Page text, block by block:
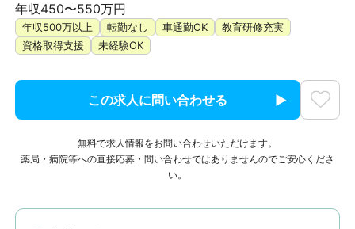
年収450〜550万円
年収500万以上 転勤なし 車通勤OK
教育研修充実
資格取得支援
未経験OK
この求人に問い合わせる
無料で求人情報をお問い合わせいただけます。
薬局・病院等への直接応募・問い合わせではありませんのでご安心くださ
い。